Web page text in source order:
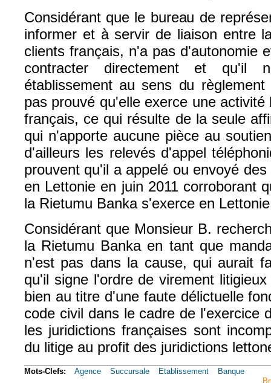
Considérant que le bureau de
informer et à servir de liaison entre
clients français, n'a pas d'autonomie
contracter directement et qu'il
établissement au sens du
pas prouvé qu'elle exerce une
français, ce qui résulte de la seule
qui n'apporte aucune pièce au
d'ailleurs les relevés d'appel
prouvent qu'il a appelé ou envoyé
en Lettonie en juin 2011 corroborant
la Rietumu Banka s'exerce en
Considérant que Monsieur B.
la Rietumu Banka en tant que
n'est pas dans la cause, qui aurait
qu'il signe l'ordre de virement
bien au titre d'une faute délictuelle
code civil dans le cadre de l'exercice
les juridictions françaises sont
du litige au profit des juridictions
Mots-Clefs: Agence Succursale Etablissement
Banque